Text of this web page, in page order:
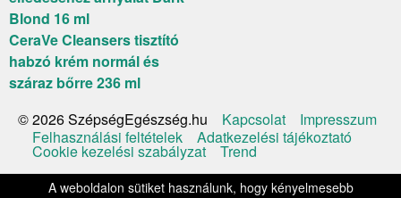
Blond 16 ml
CeraVe Cleansers tisztító
habzó krém normál és
száraz bőrre 236 ml
© 2026 SzépségEgészség.hu
Kapcsolat
Impresszum
Felhasználási feltételek
Adatkezelési tájékoztató
Cookie kezelési szabályzat Trend
A weboldalon sütiket használunk, hogy kényelmesebb